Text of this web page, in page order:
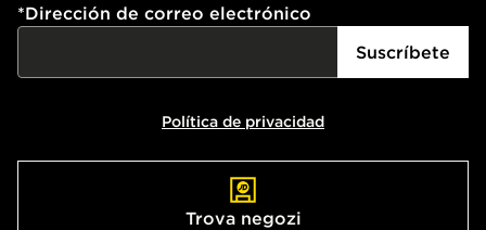
*Dirección de correo electrónico
Suscríbete
Política de privacidad
Trova negozi